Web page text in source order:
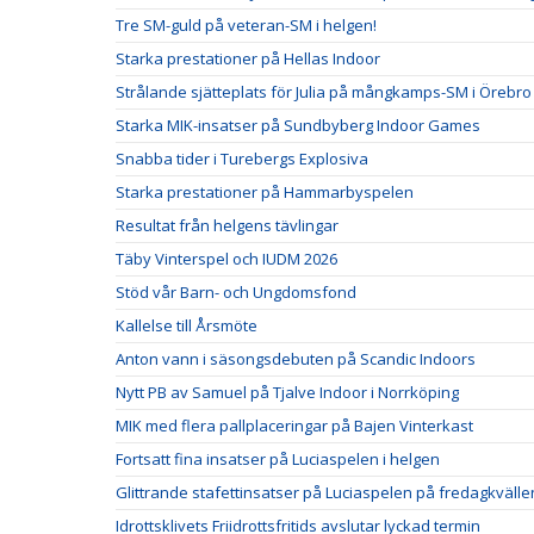
Tre SM-guld på veteran-SM i helgen!
Starka prestationer på Hellas Indoor
Strålande sjätteplats för Julia på mångkamps-SM i Örebro
Starka MIK-insatser på Sundbyberg Indoor Games
Snabba tider i Turebergs Explosiva
Starka prestationer på Hammarbyspelen
Resultat från helgens tävlingar
Täby Vinterspel och IUDM 2026
Stöd vår Barn- och Ungdomsfond
Kallelse till Årsmöte
Anton vann i säsongsdebuten på Scandic Indoors
Nytt PB av Samuel på Tjalve Indoor i Norrköping
MIK med flera pallplaceringar på Bajen Vinterkast
Fortsatt fina insatser på Luciaspelen i helgen
Glittrande stafettinsatser på Luciaspelen på
Idrottsklivets Friidrottsfritids avslutar lyckad termin